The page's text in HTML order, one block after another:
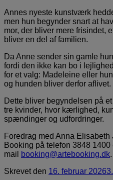
Annes nyeste kunstværk
men hun begynder snart at
mor, der bliver mere frisindet,
bliver en del af familien.
Da Anne sender sin gamle
fordi den ikke kan bo i
for et valg: Madeleine eller
og hunden bliver derfor aflivet.
Dette bliver begyndelsen på
tre kvinder, hvor kærlighed,
spændinger og udfordringer.
Foredrag med Anna
Booking på telefon 3848 1400
mail
booking@artebooking.dk.
Skrevetden 16. februar 2026